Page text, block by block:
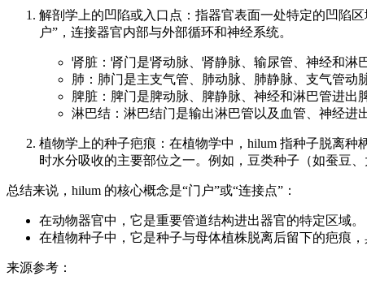
解剖学上的凹陷或入口点：指器官表面一处特定的凹陷
户”，连接器官内部与外部循环和神经系统。
肾脏：肾门是肾动脉、肾静脉、输尿管、神经和淋
肺：肺门是主支气管、肺动脉、肺静脉、支气管动
脾脏：脾门是脾动脉、脾静脉、神经和淋巴管进出
淋巴结：淋巴结门是输出淋巴管以及血管、神经进
植物学上的种子疤痕：在植物学中，hilum 指种子脱离
时水分吸收的主要部位之一。例如，豆类种子（如蚕豆、
总结来说，hilum 的核心概念是“门户”或“连接点”：
在动物器官中，它是重要管道结构进出器官的特定区域。
在植物种子中，它是种子与母体植株脱离后留下的疤痕，
来源参考：